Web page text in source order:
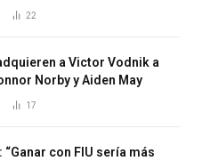
22
a Victor Vodnik a
Norby y Aiden May
17
“Ganar con FIU sería más